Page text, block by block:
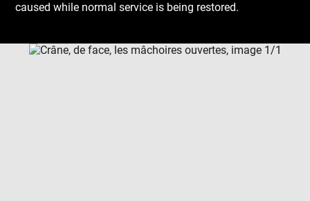
caused while normal service is being restored.
Download
Next
Previous